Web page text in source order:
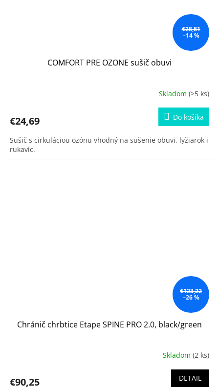
€28,81
–14 %
COMFORT PRE OZONE sušič obuvi
Skladom (>5 ks)
€24,69 Do košíka
Sušič s cirkuláciou ozónu vhodný na sušenie obuvi, lyžiarok i
rukavíc.
€123,22
–26 %
Chránič chrbtice Etape SPINE PRO 2.0, black/green
Skladom (2 ks)
€90,25 DETAIL